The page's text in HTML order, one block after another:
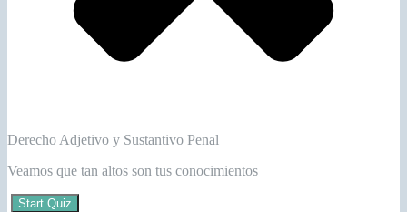
Derecho Adjetivo y Sustantivo Penal
Veamos que tan altos son tus conocimientos
Start Quiz